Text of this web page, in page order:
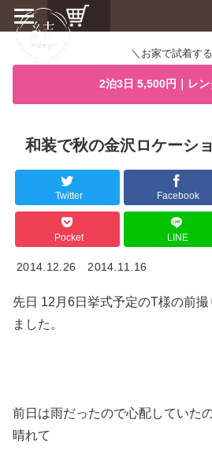
＼お家で試着す
2泊3日 5,500円｜レ
和装で秋の金沢ロケーシ
Twitter Facebook
Pocket LINE
2014.12.26 2014.11.16
先日 12月6日挙式予定のT様の前撮
ました。
前日は雨だったので心配していた
晴れて